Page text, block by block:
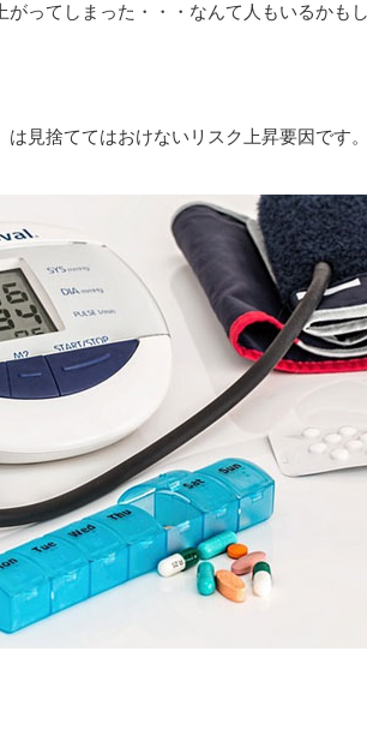
ってしまった・・・なんて人もいるかも
見捨ててはおけないリスク上昇要因です。